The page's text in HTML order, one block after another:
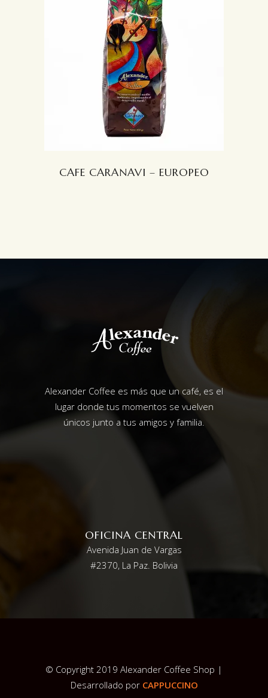
LEER MÁS
CAFE CARANAVI – EUROPEO
Alexander Coffee es más que un café, es el
lugar donde tus momentos se vuelven
únicos junto a tus amigos y familia.
OFICINA CENTRAL
Avenida Juan de Vargas
#2370, La Paz. Bolivia
© Copyright 2019 Alexander Coffee Shop |
Desarrollado por CAPPUCCINO